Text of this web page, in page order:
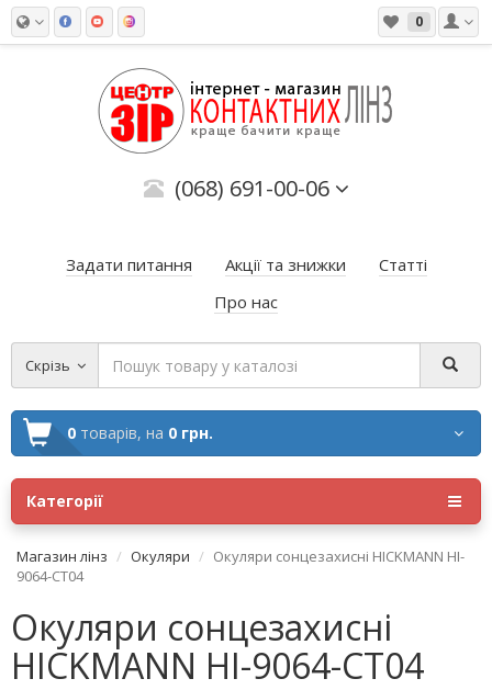
0
(068) 691-00-06
Задати питання Акції та знижки
Статті
Про нас
Скрізь
0 товарів, на 0 грн.
Категорії
Магазин лінз Окуляри
Окуляри сонцезахисні HICKMANN HI-
9064-CT04
Окуляри сонцезахисні
HICKMANN HI-9064-CT04